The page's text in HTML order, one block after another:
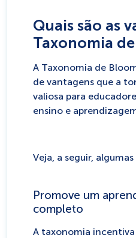
Quais são as
Taxonomia
A Taxonomia de
de vantagens que a
valiosa para
ensino e
Veja, a seguir,
Promove um
completo
A taxonomia